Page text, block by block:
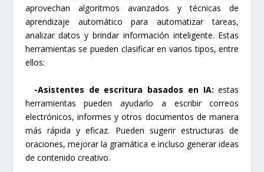
aprovechan algoritmos avanzados y técnicas de
aprendizaje automático para automatizar tareas,
analizar datos y brindar información inteligente. Estas
herramientas se pueden clasificar en varios tipos, entre
ellos:
-Asistentes de escritura basados ​​en IA: estas
herramientas pueden ayudarlo a escribir correos
electrónicos, informes y otros documentos de manera
más rápida y eficaz. Pueden sugerir estructuras de
oraciones, mejorar la gramática e incluso generar ideas
de contenido creativo.